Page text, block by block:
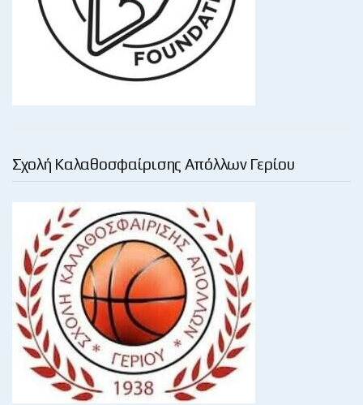
Σχολή Καλαθοσφαίρισης Απόλλων Γερίου